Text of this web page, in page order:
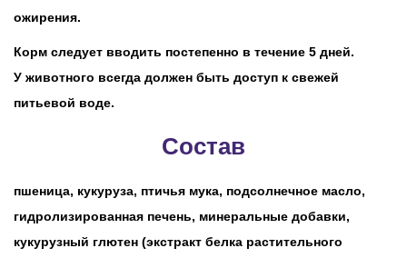
ожирения.
Корм следует вводить постепенно в течение 5 дней.
У животного всегда должен быть доступ к свежей
питьевой воде.
Состав
пшеница, кукуруза, птичья мука, подсолнечное масло,
гидролизированная печень, минеральные добавки,
кукурузный глютен (экстракт белка растительного